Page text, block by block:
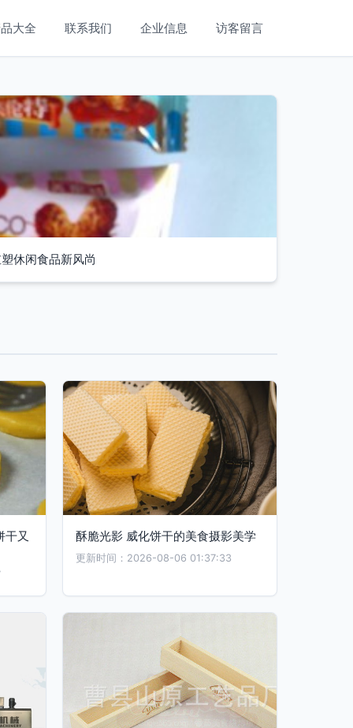
大全 联系我们 企业信息 访客留言
休闲食品新风尚
干又 酥脆光影 威化饼干的美食摄影美学
更新时间：2026-08-06 01:37:33